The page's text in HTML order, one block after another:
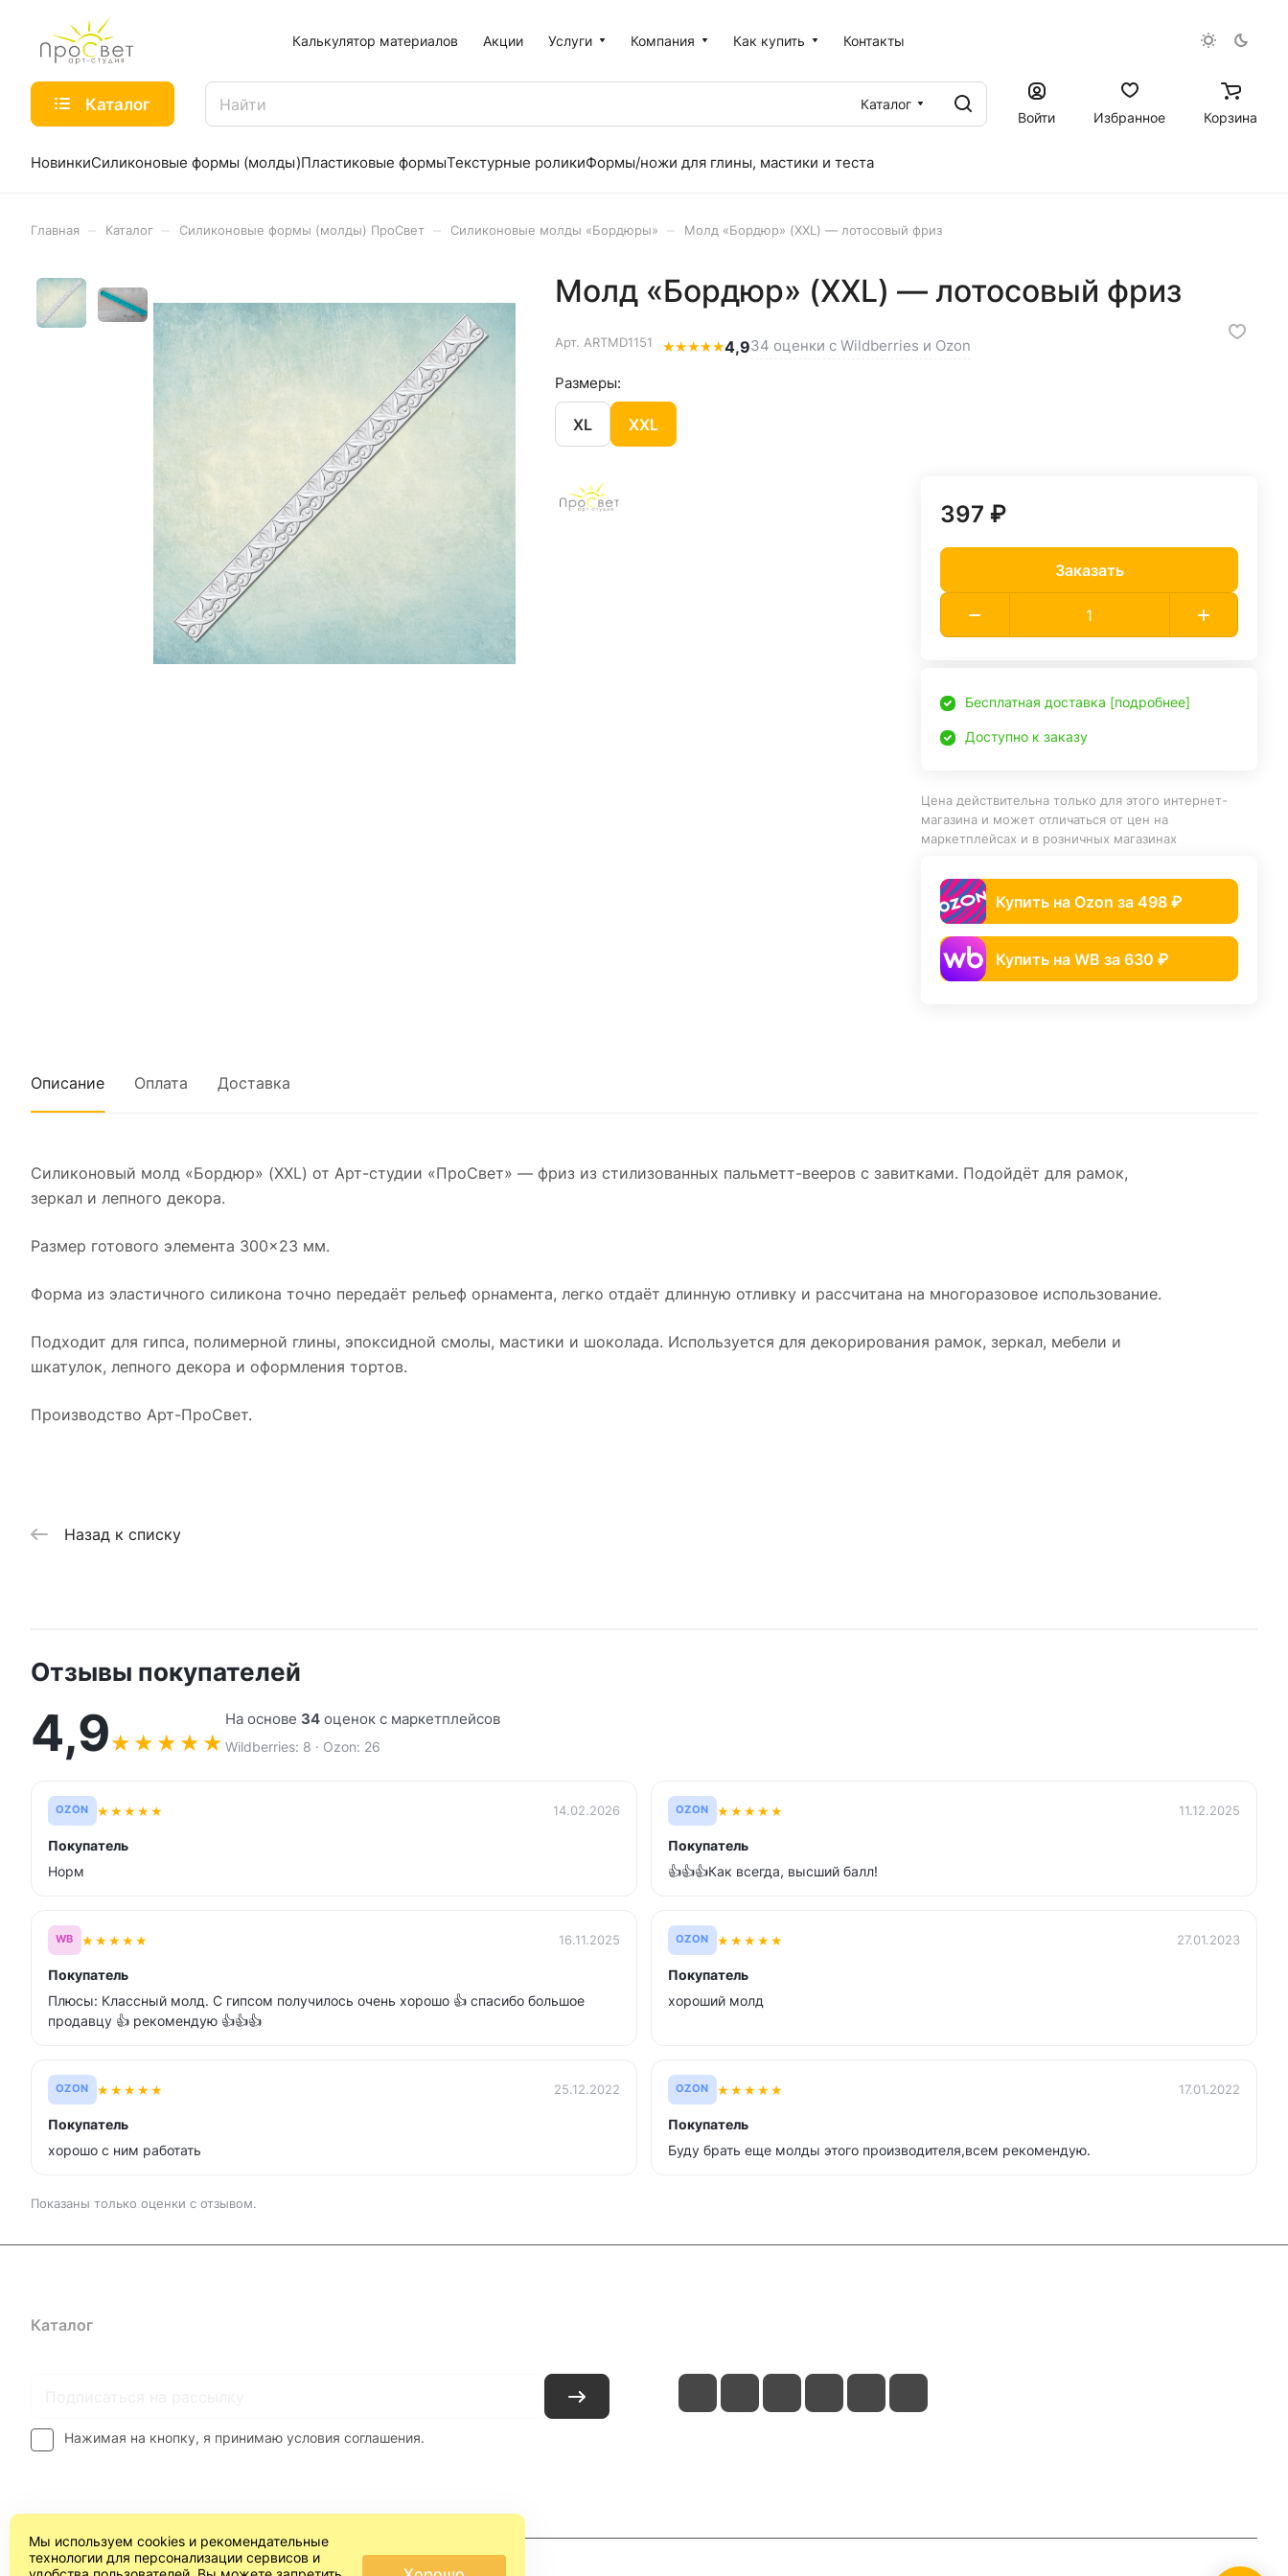
Калькулятор материалов Акции Услуги Компания Как купить Контакты
Каталог
Каталог
Войти
Избранное Корзина
НовинкиСиликоновые формы (молды)Пластиковые формыТекстурные роликиФормы/ножи для глины, мастики и теста
Главная Каталог Силиконовые формы (молды) ПроСвет Силиконовые молды «Бордюры» Молд «Бордюр» (XXL) — лотосовый фриз
Молд «Бордюр» (XXL) — лотосовый фриз
Арт. ARTMD1151 ★★★★★4,934 оценки с Wildberries и Ozon
Размеры:
XL XXL
397 ₽
Заказать
Бесплатная доставка [подробнее]
Доступно к заказу
Цена действительна только для этого интернет-
магазина и может отличаться от цен на
маркетплейсах и в розничных магазинах
Купить на Ozon за 498 ₽
Купить на WB за 630 ₽
Описание Оплата Доставка
Силиконовый молд «Бордюр» (XXL) от Арт-студии «ПроСвет» — фриз из стилизованных пальметт-вееров с завитками. Подойдёт для рамок,
зеркал и лепного декора.
Размер готового элемента 300×23 мм.
Форма из эластичного силикона точно передаёт рельеф орнамента, легко отдаёт длинную отливку и рассчитана на многоразовое использование.
Подходит для гипса, полимерной глины, эпоксидной смолы, мастики и шоколада. Используется для декорирования рамок, зеркал, мебели и
шкатулок, лепного декора и оформления тортов.
Производство Арт-ПроСвет.
Назад к списку
Отзывы покупателей
4,9★ ★ ★ ★ ★
На основе 34 оценок с маркетплейсов
Wildberries: 8 · Ozon: 26
OZON ★★★★★ 14.02.2026
Покупатель
Норм
OZON ★★★★★ 11.12.2025
Покупатель
👍👍👍Как всегда, высший балл!
WB ★★★★★ 16.11.2025
Покупатель
Плюсы: Классный молд. С гипсом получилось очень хорошо 👍 спасибо большое
продавцу 👍 рекомендую 👍👍👍
OZON ★★★★★ 27.01.2023
Покупатель
хороший молд
OZON ★★★★★ 25.12.2022
Покупатель
хорошо с ним работать
OZON ★★★★★ 17.01.2022
Покупатель
Буду брать еще молды этого производителя,всем рекомендую.
Показаны только оценки с отзывом.
Каталог
Нажимая на кнопку, я принимаю условия соглашения.
Мы используем cookies и рекомендательные
технологии для персонализации сервисов и